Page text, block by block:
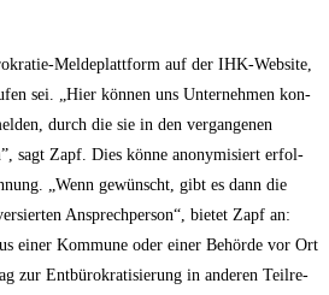
Mel­de­platt­form auf der IHK-Web­site,
sei. „Hier kön­nen uns Unter­neh­men kon­
durch die sie in den ver­gan­ge­nen
sagt Zapf. Dies kön­ne anony­mi­siert erfol­
„Wenn gewünscht, gibt es dann die
Ansprech­per­son“, bie­tet Zapf an:
einer Kom­mu­ne oder einer Behör­de vor Ort
zur Ent­bü­ro­kra­ti­sie­rung in ande­ren Teil­re­